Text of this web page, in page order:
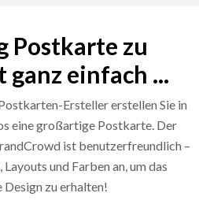
Postkarte zu
ganz einfach ...
Ersteller erstellen Sie in
eine großartige Postkarte. Der
ist benutzerfreundlich –
und Farben an, um das
Design zu erhalten!